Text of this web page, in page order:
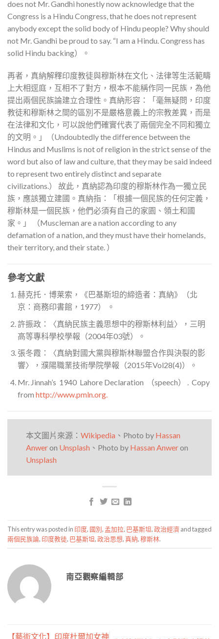
does not Mr. Gandhi honestly now acknowledge that the
Congress is a Hindu Congress, that he does not represent
anybody except the solid body of Hindu people? Why should
not Mr. Gandhi be proud to say. “I am a Hindu. Congress has
solid Hindu backing）。
再者，真納解釋印度教徒與穆斯林在文化、法律等生活範疇
上大相逕庭，互相不了對方，根本不能稱作同一民族，為他
提出兩個民族論建立合理性。真納形容：「毫無疑問，印度
教徒和穆斯林之間的區別不是嚴格意義上的宗教差異，而是
在法律和文化，可以說他們確實代表了兩個完全不同和獨立
的文明。」（Undoubtedly the difference between the
Hindus and Muslims is not of religion in the strict sense of the
word but also of law and culture, that they may be said indeed
to represent two entirely distinct and separate
civilizations.） 故此，真納認為印度的穆斯林作為一獨立民
族，應該獨立建國。真納指：「根據一個民族的任何定義，
穆斯林是一個民族，他們必須有自己的家園、領土和國
家。」 （Muscleman are a nation according to any
defamation of a nation, and they must have their homelands,
their territory, and their state. ）
參考文獻
赫克托．博莱索，《巴基斯坦的締造者：真納》（北
京：商務印書館，1977） 。
許振政：〈真納民族主義思想中的穆斯林利益〉，三明
高等專科學校學報（2004年03號）。
張冬霞：〈真納對國大黨與穆斯林聯盟合作與決裂的影
響〉，濮陽職業技術學院學報（2015年Vol28(4)）。
Mr. Jinnah’s 1940 Lahore Declaration （speech） . Copy
from http://www.pmln.org.
本文圖片來源： Wikipedia 、 Photo by Hassan
Anweron Unsplash 、 Photo by Hassan Anweron
Unsplash
This entry was posted in 印度, 國別, 孟加拉, 巴基斯坦,政治經濟 and tagged
兩個民族論, 印度教徒, 巴基斯坦,政治思想,真納,穆斯林.
南亞觀察編輯部
【藝術文化】印度杜爾加女神